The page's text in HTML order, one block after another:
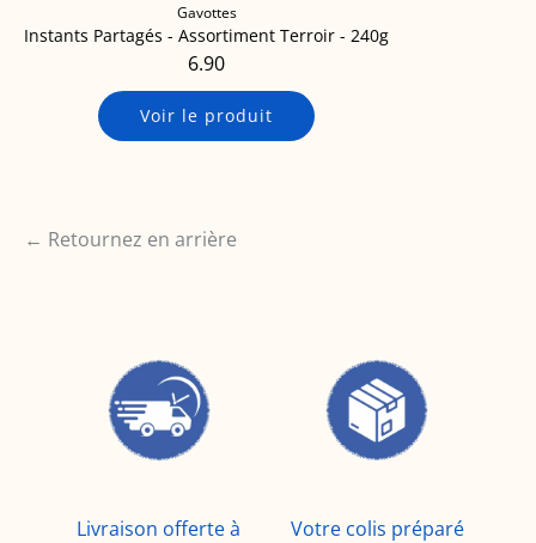
Gavottes
Instants Partagés - Assortiment Terroir - 240g
6.90
Voir le produit
← Retournez en arrière
Livraison offerte à
Votre colis préparé